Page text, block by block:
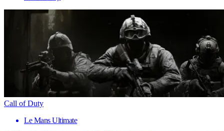
Call of Duty
Le Mans Ultimate